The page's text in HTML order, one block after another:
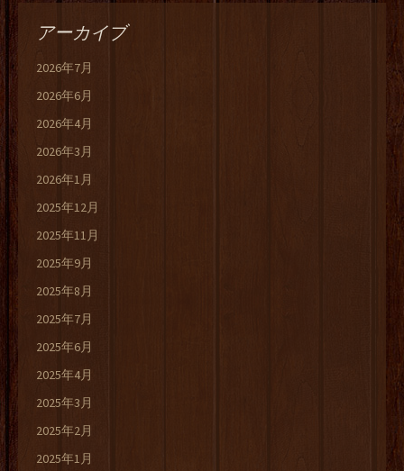
アーカイブ
2026年7月
2026年6月
2026年4月
2026年3月
2026年1月
2025年12月
2025年11月
2025年9月
2025年8月
2025年7月
2025年6月
2025年4月
2025年3月
2025年2月
2025年1月